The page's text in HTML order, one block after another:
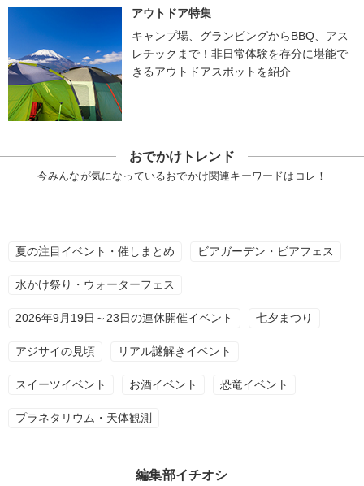
アウトドア特集
キャンプ場、グランピングからBBQ、アス
レチックまで！非日常体験を存分に堪能で
きるアウトドアスポットを紹介
おでかけトレンド
今みんなが気になっているおでかけ関連キーワードはコレ！
夏の注目イベント・催しまとめ ビアガーデン・ビアフェス
水かけ祭り・ウォーターフェス
2026年9月19日～23日の連休開催イベント 七夕まつり
アジサイの見頃 リアル謎解きイベント
スイーツイベント お酒イベント 恐竜イベント
プラネタリウム・天体観測
編集部イチオシ